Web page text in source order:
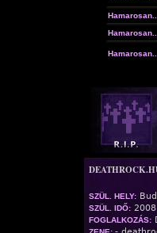
SZÜL. HELY:
SZÜL. IDŐ: 2008
FOGLALKOZÁS: